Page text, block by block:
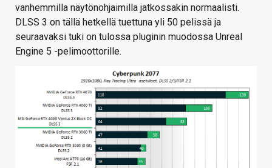
vanhemmilla näytönohjaimilla jatkossakin normaalisti.
DLSS 3 on tällä hetkellä tuettuna yli 50 pelissä ja
seuraavaksi tuki on tulossa pluginin muodossa Unreal
Engine 5 -pelimoottorille.